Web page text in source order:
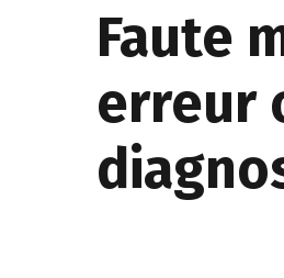
Faute
erreur